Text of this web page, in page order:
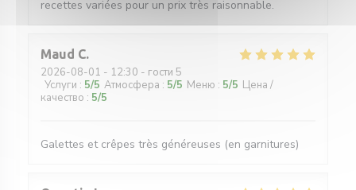
recettes variées pour un prix très raisonnable.
Maud C
2026-08-01 - 12:30 - гости 5
Услуги : 5/5 Атмосфера : 5/5 Меню : 5/5 Цена /
качество : 5/5
Galettes et crêpes très généreuses (en garnitures)